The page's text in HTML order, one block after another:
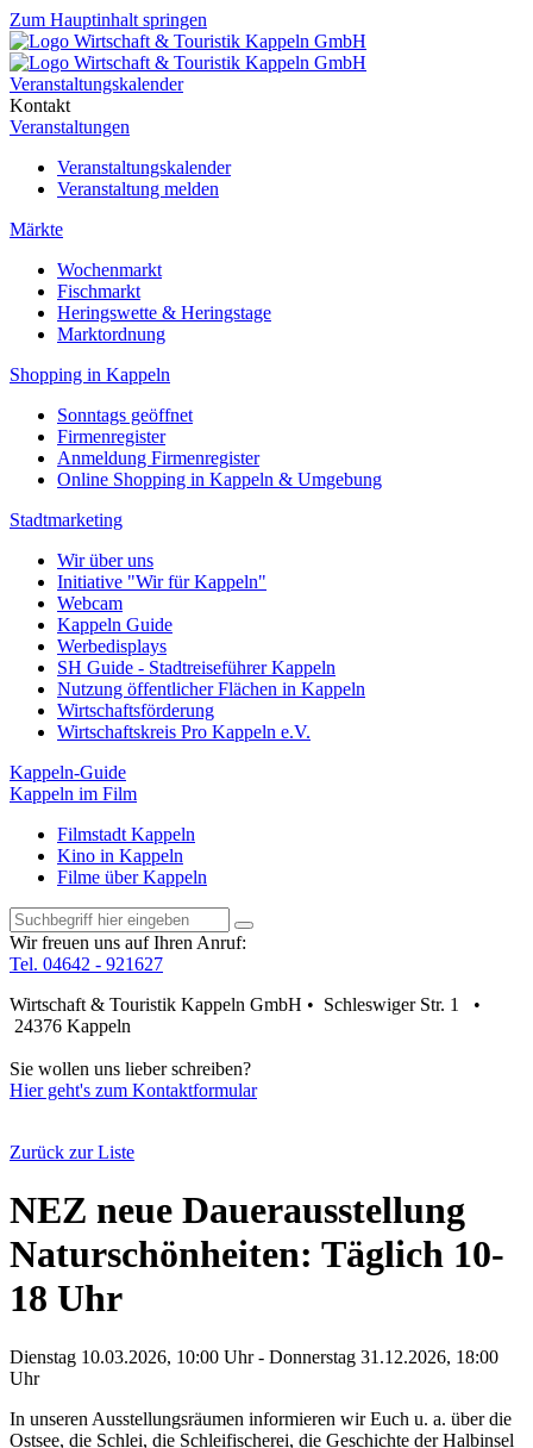
Zum Hauptinhalt springen
Veranstaltungskalender
Kontakt
Veranstaltungen
Veranstaltungskalender
Veranstaltung melden
Märkte
Wochenmarkt
Fischmarkt
Heringswette & Heringstage
Marktordnung
Shopping in Kappeln
Sonntags geöffnet
Firmenregister
Anmeldung Firmenregister
Online Shopping in Kappeln & Umgebung
Stadtmarketing
Wir über uns
Initiative "Wir für Kappeln"
Webcam
Kappeln Guide
Werbedisplays
SH Guide - Stadtreiseführer Kappeln
Nutzung öffentlicher Flächen in Kappeln
Wirtschaftsförderung
Wirtschaftskreis Pro Kappeln e.V.
Kappeln-Guide
Kappeln im Film
Filmstadt Kappeln
Kino in Kappeln
Filme über Kappeln
Wir freuen uns auf Ihren Anruf:
Tel. 04642 - 921627
Wirtschaft & Touristik Kappeln GmbH • Schleswiger Str. 1 •
24376 Kappeln
Sie wollen uns lieber schreiben?
Hier geht's zum Kontaktformular
Zurück zur Liste
NEZ neue Dauerausstellung
Naturschönheiten: Täglich 10-
18 Uhr
Dienstag 10.03.2026, 10:00 Uhr - Donnerstag 31.12.2026, 18:00
Uhr
In unseren Ausstellungsräumen informieren wir Euch u. a. über die
Ostsee, die Schlei, die Schleifischerei, die Geschichte der Halbinsel